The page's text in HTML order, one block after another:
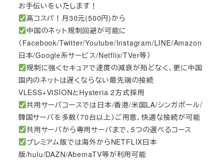
お手伝いをいたします！
高コスパ！月30元(500円)から
中国のネット規制回避が可能に
（Facebook/Twitter/Youtube/Instagram/LINE/Amazon
日本/Google系サービス/Netflix/TVer等）
規制に強くセキュアで速度の減衰が殆どなく、更に中国
国内のネットは遅くならない最先端の接続
VLESS+VISIONとHysteria 2方式採用
共用サーバコースでは日本/香港/米国LA/シンガポール/
韓国サーバを多数（70台以上）ご用意、快適な接続が可能
共用サーバから専用サーバまで、5つの選べるコース
プレミアム版では海外からNETFLIX日本
版/hulu/DAZN/AbemaTV等が利用可能